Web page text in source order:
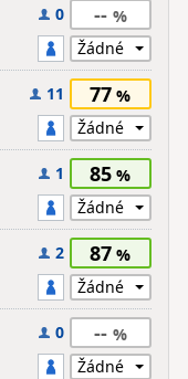
0 --
11 77
1 85
2 87
0 --